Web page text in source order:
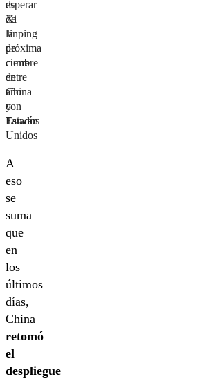
esperar
de
la
próxima
cumbre
entre
China
y
Estados
Unidos
de
Xi
Jinping
de
cierre
de
año
con
Taiwán
A
eso
se
suma
que
en
los
últimos
días,
China
retomó
el
despliegue